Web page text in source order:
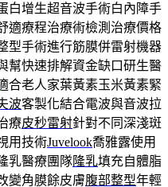
白增生超音波手術白內障手
適療程治療術檢測治療價格
型手術進行筋膜併雷射機器
幫快速排解資金缺口研生醫
合老人家葉黃素玉米黃素緊
波客製化結合電波與音波拉
療皮秒雷射針對不同深淺斑
用技術Juvelook喬雅露使用
乳醫療團隊隆乳填充自體脂
變角膜餘皮膚腹部整型年輕